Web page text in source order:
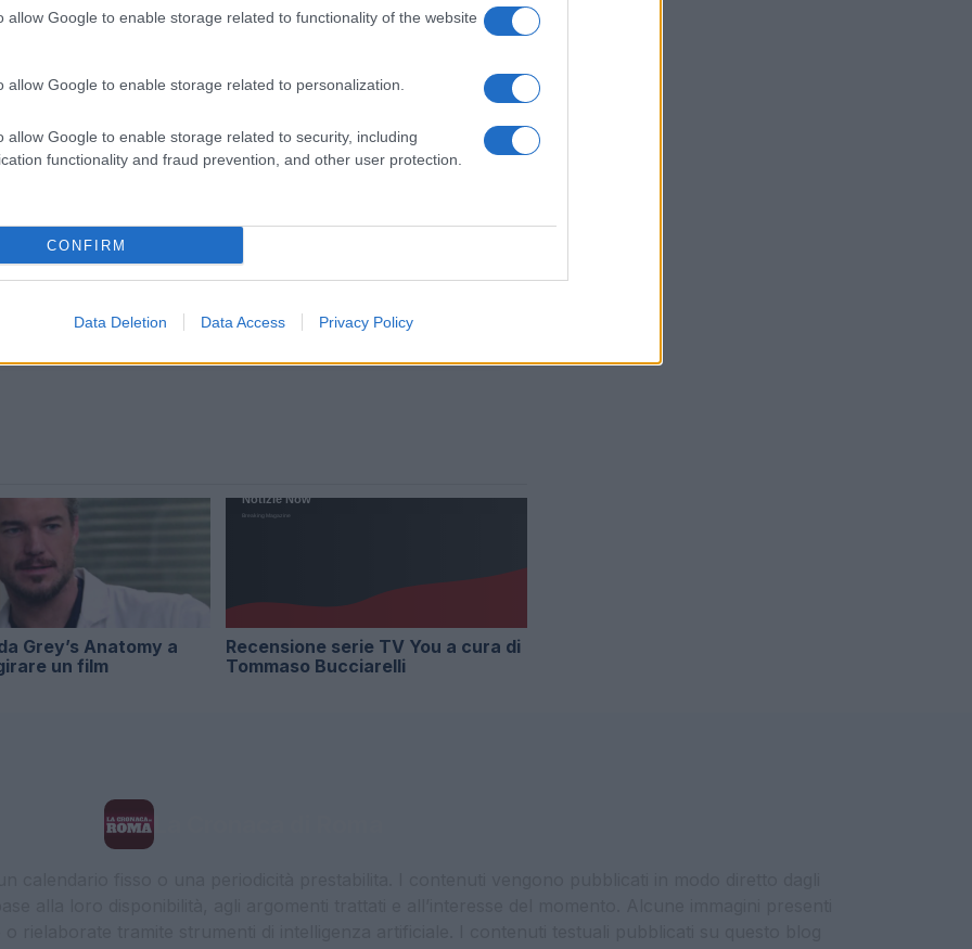
allow Google to enable storage related to functionality of the website
allow Google to enable storage related to personalization.
allow Google to enable storage related to security, including
functionality and fraud prevention, and other user protection.
CONFIRM
Data Deletion Data Access Privacy Policy
8 anni fa
per le armi italiane in Ucraina”
i
Successiva
Tennis, Matteo Berrettini si ritira a
Grey’s Anatomy a
un film
Recensione serie TV You a cura di
Tommaso Bucciarelli